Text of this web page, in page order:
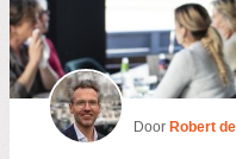
Door Robert